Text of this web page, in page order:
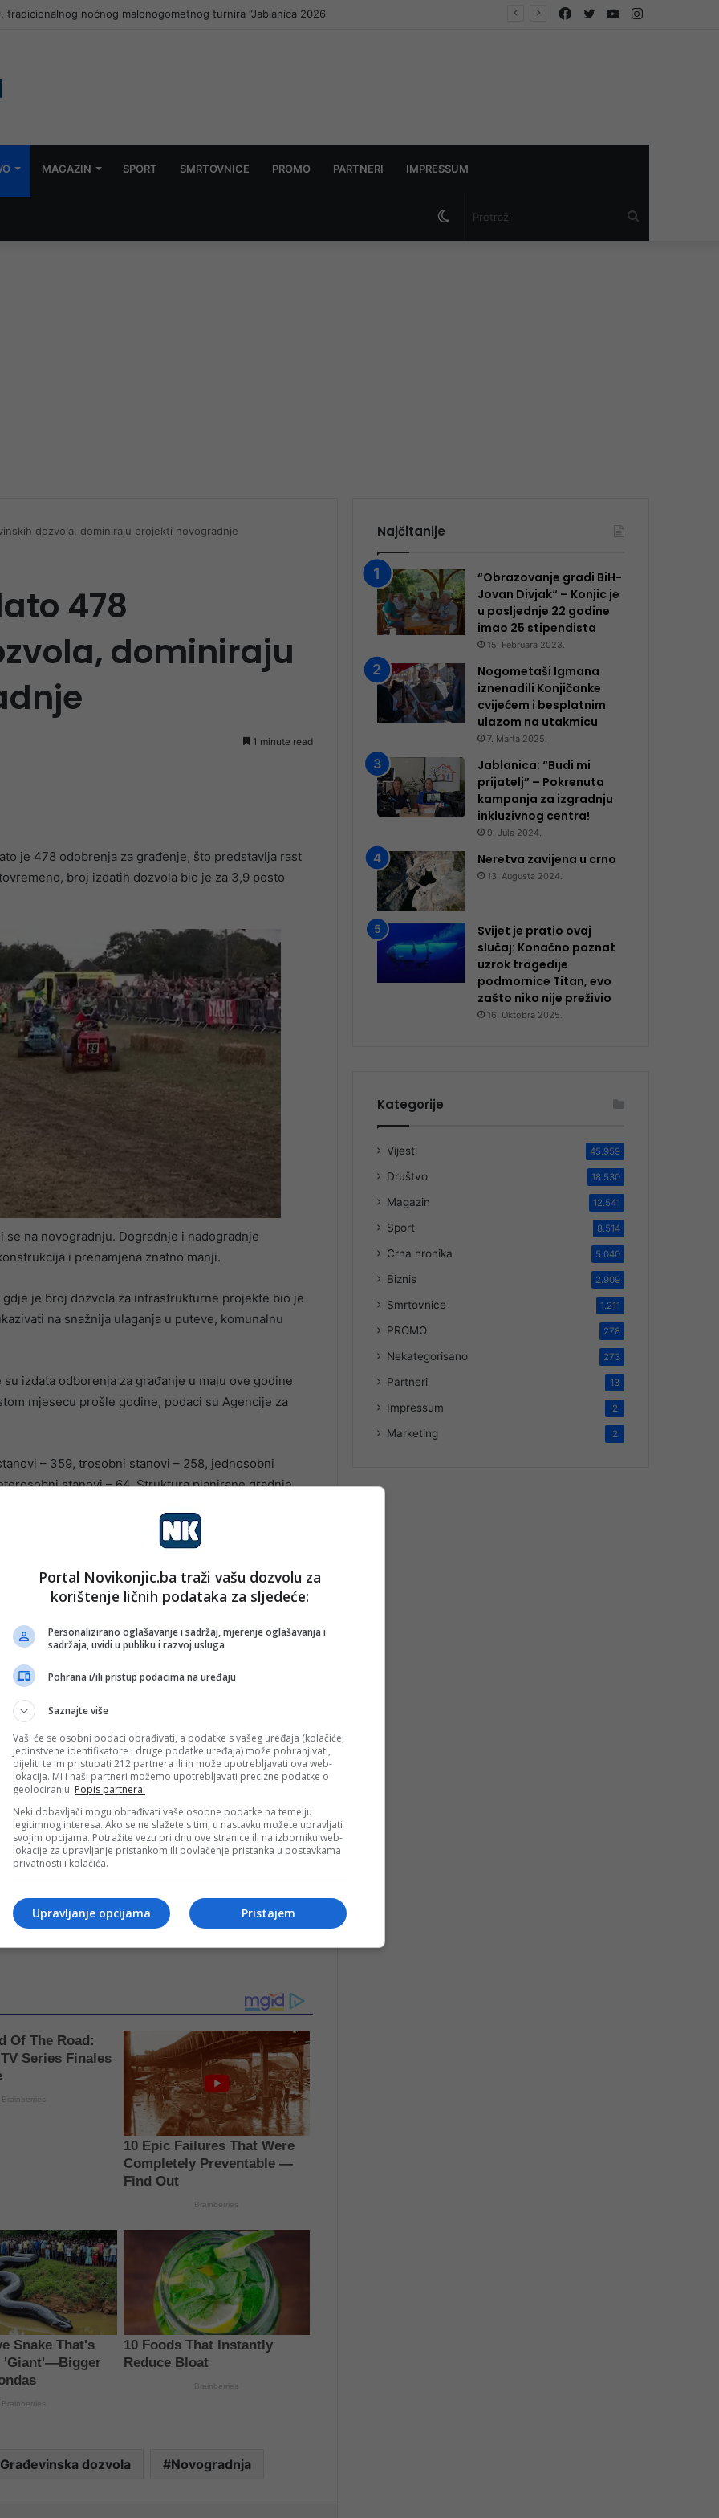
Igman: U Konjic stiže Al Ahli iz Katara Instagram
YouTube
Twitter
Facebook
MAGAZIN SPORT SMRTOVNICE PROMO PARTNERI IMPRESSUM
Switch
dozvola, dominiraju projekti novogradnje
478
dominiraju
1 minute read
je 478 odobrenja za građenje, što predstavlja rast
broj izdatih dozvola bio je za 3,9 posto
na novogradnju. Dogradnje i nadogradnje
i prenamjena znatno manji.
je broj dozvola za infrastrukturne projekte bio je
na snažnija ulaganja u puteve, komunalnu
izdata odborenja za građanje u maju ove godine
mjesecu prošle godine, podaci su Agencije za
– 359, trosobni stanovi – 258, jednosobni
stanovi – 64. Struktura planirane gradnje
su kroz novogradnju, što pokazuje da se
na izgradnju novih objekata, dok su dogradnje i
Građevinska dozvola Novogradnja
Najčitanije
“Obrazovanje gradi BiH-
Jovan Divjak“ – Konjic je
u posljednje 22 godine
imao 25 ​​stipendista
15. Februara 2023.
Nogometaši Igmana
iznenadili Konjičanke
cvijećem i besplatnim
ulazom na utakmicu
7. Marta 2025.
Jablanica: “Budi mi
prijatelj” – Pokrenuta
kampanja za izgradnju
inkluzivnog centra!
9. Jula 2024.
Neretva zavijena u crno
13. Augusta 2024.
Svijet je pratio ovaj
slučaj: Konačno poznat
uzrok tragedije
podmornice Titan, evo
zašto niko nije preživio
16. Oktobra 2025.
Kategorije
Vijesti 45.959
Društvo 18.530
Magazin 12.541
Sport 8.514
Crna hronika 5.040
Biznis 2.909
Smrtovnice 1.211
PROMO 278
Nekategorisano 273
Partneri 13
Impressum 2
Marketing 2
Portal Novikonjic.ba traži vašu dozvolu za
korištenje ličnih podataka za sljedeće:
Personalizirano oglašavanje i sadržaj, mjerenje oglašavanja i
sadržaja, uvidi u publiku i razvoj usluga
Pohrana i/ili pristup podacima na uređaju
Saznajte više
Vaši će se osobni podaci obrađivati, a podatke s vašeg uređaja (kolačiće,
jedinstvene identifikatore i druge podatke uređaja) može pohranjivati,
dijeliti te im pristupati 212 partnera ili ih može upotrebljavati ova web-
lokacija. Mi i naši partneri možemo upotrebljavati precizne podatke o
geolociranju. Popis partnera.
Neki dobavljači mogu obrađivati vaše osobne podatke na temelju
legitimnog interesa. Ako se ne slažete s tim, u nastavku možete upravljati
svojim opcijama. Potražite vezu pri dnu ove stranice ili na izborniku web-
lokacije za upravljanje pristankom ili povlačenje pristanka u postavkama
privatnosti i kolačića.
Pristajem
Upravljanje opcijama